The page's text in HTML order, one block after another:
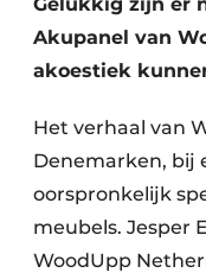
Akupanel van
akoestiek
Het verhaal van
Denemarken, bij
oorspronkelijk
meubels. Jesper
WoodUpp